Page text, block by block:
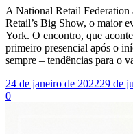
A National Retail
Retail’s Big Show, o maior
York. O encontro, que
primeiro presencial após o
sempre – tendências para o
24 de janeiro de 202229 de
0